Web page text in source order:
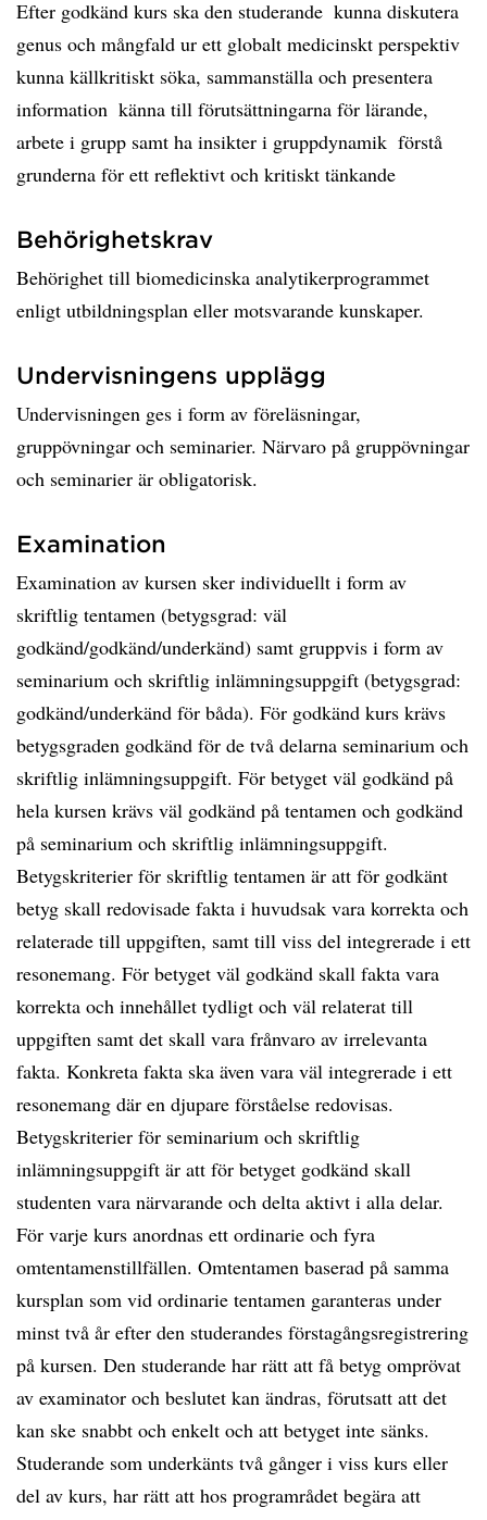
Efter godkänd kurs ska den studerande  kunna diskutera
genus och mångfald ur ett globalt medicinskt perspektiv 
kunna källkritiskt söka, sammanställa och presentera
information  känna till förutsättningarna för lärande,
arbete i grupp samt ha insikter i gruppdynamik  förstå
grunderna för ett reflektivt och kritiskt tänkande
Behörighetskrav
Behörighet till biomedicinska analytikerprogrammet
enligt utbildningsplan eller motsvarande kunskaper.
Undervisningens upplägg
Undervisningen ges i form av föreläsningar,
gruppövningar och seminarier. Närvaro på gruppövningar
och seminarier är obligatorisk.
Examination
Examination av kursen sker individuellt i form av
skriftlig tentamen (betygsgrad: väl
godkänd/godkänd/underkänd) samt gruppvis i form av
seminarium och skriftlig inlämningsuppgift (betygsgrad:
godkänd/underkänd för båda). För godkänd kurs krävs
betygsgraden godkänd för de två delarna seminarium och
skriftlig inlämningsuppgift. För betyget väl godkänd på
hela kursen krävs väl godkänd på tentamen och godkänd
på seminarium och skriftlig inlämningsuppgift.
Betygskriterier för skriftlig tentamen är att för godkänt
betyg skall redovisade fakta i huvudsak vara korrekta och
relaterade till uppgiften, samt till viss del integrerade i ett
resonemang. För betyget väl godkänd skall fakta vara
korrekta och innehållet tydligt och väl relaterat till
uppgiften samt det skall vara frånvaro av irrelevanta
fakta. Konkreta fakta ska även vara väl integrerade i ett
resonemang där en djupare förståelse redovisas.
Betygskriterier för seminarium och skriftlig
inlämningsuppgift är att för betyget godkänd skall
studenten vara närvarande och delta aktivt i alla delar.
För varje kurs anordnas ett ordinarie och fyra
omtentamenstillfällen. Omtentamen baserad på samma
kursplan som vid ordinarie tentamen garanteras under
minst två år efter den studerandes förstagångsregistrering
på kursen. Den studerande har rätt att få betyg omprövat
av examinator och beslutet kan ändras, förutsatt att det
kan ske snabbt och enkelt och att betyget inte sänks.
Studerande som underkänts två gånger i viss kurs eller
del av kurs, har rätt att hos programrådet begära att